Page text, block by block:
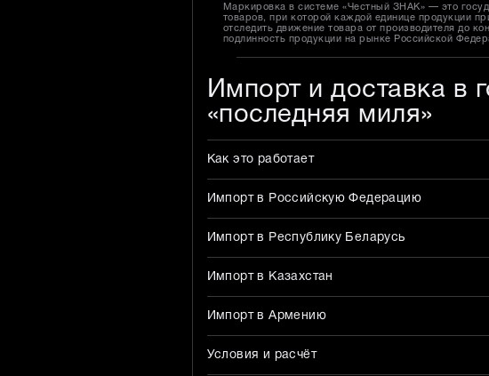
Маркировка в системе «Честный ЗНАК» — это
товаров, при которой каждой единице продукции
отследить движение товара от производителя до
подлинность продукции на рынке Российской
Импорт и доставка в
«последняя миля»
Как это работает
Импорт в Российскую Федерацию
Импорт в Республику Беларусь
Импорт в Казахстан
Импорт в Армению
Условия и расчёт